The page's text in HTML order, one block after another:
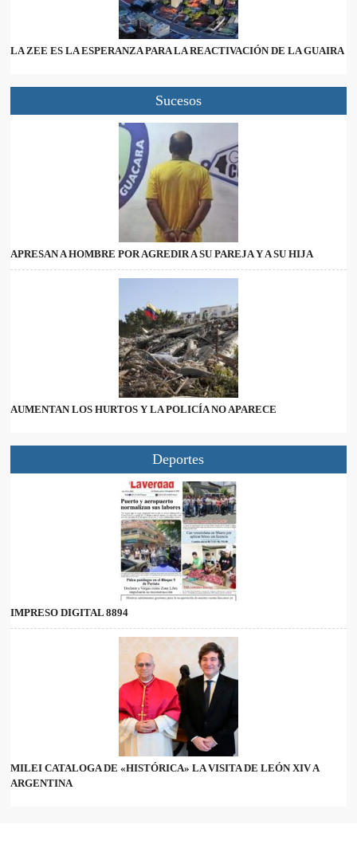
LA ZEE ES LA ESPERANZA PARA LA REACTIVACIÓN DE LA GUAIRA
Sucesos
APRESAN A HOMBRE POR AGREDIR A SU PAREJA Y A SU HIJA
AUMENTAN LOS HURTOS Y LA POLICÍA NO APARECE
Deportes
IMPRESO DIGITAL 8894
MILEI CATALOGA DE «HISTÓRICA» LA VISITA DE LEÓN XIV A
ARGENTINA